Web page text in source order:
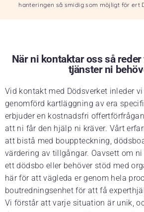
hanteringen så smidig som möjligt för ert
När ni kontaktar oss så
tjänster ni
Vid kontakt med Dödsverket inleder
genomförd kartläggning av era
erbjuder en kostnadsfri
att ni får den hjälp ni kräver. Vårt
att bistå med bouppteckning,
värdering av tillgångar. Oavsett om
ett dödsbo eller behöver stöd med
här för att vägleda er genom hela
boutredningsenhet för att få
Vi förstår att varje situation är unik,